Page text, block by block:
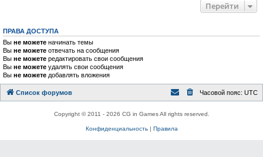
Перейти
ПРАВА ДОСТУПА
Вы не можете начинать темы
Вы не можете отвечать на сообщения
Вы не можете редактировать свои сообщения
Вы не можете удалять свои сообщения
Вы не можете добавлять вложения
Список форумов Часовой пояс: UTC
Copyright © 2011 - 2026 CG in Games All rights reserved.
Конфиденциальность| Правила